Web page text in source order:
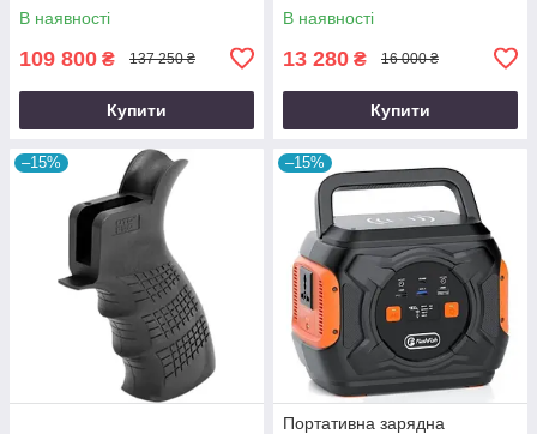
В наявності
109 800 ₴ 137 250 ₴
Купити
В наявності
13 280 ₴ 16 000 ₴
Купити
–15% –15%
Портативна зарядна